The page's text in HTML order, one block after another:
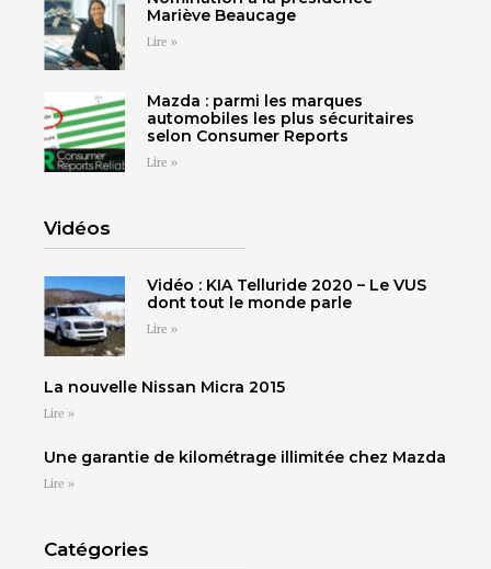
Mariève Beaucage
Lire »
Mazda : parmi les marques
automobiles les plus sécuritaires
selon Consumer Reports
Lire »
Vidéos
Vidéo : KIA Telluride 2020 – Le VUS
dont tout le monde parle
Lire »
La nouvelle Nissan Micra 2015
Lire »
Une garantie de kilométrage illimitée chez Mazda
Lire »
Catégories
819 564-2196
Choisissez votre
concessionnaire pour
voir tous les détails.
Cliquez ici
Choisissez votre
concessionnaire pour
voir tous les détails.
Cliquez ici
SHERBROOKE